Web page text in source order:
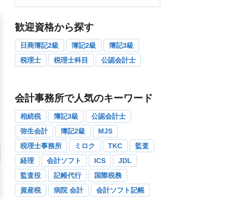
歓迎資格から探す
日商簿記2級 簿記2級
簿記3級
税理士
税理士科目 公認会計士
会計事務所で人気のキーワード
相続税 簿記3級
公認会計士
弥生会計
簿記2級
MJS
税理士事務所
ミロク TKC
監査
経理
会計ソフト ICS
JDL
監査役
記帳代行
国際税務
資産税
病院 会計 会計ソフト記帳